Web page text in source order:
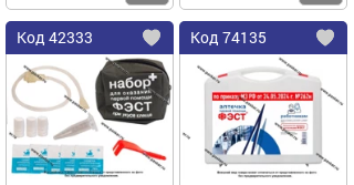
Код 42333
Добавить
в
избранное
Код 74135